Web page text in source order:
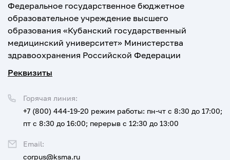
Федеральное государственное бюджетное
образовательное учреждение высшего
образования «Кубанский государственный
медицинский университет» Министерства
здравоохранения Российской Федерации
Реквизиты
Горячая линия:
+7 (800) 444-19-20 режим работы: пн-чт с 8:30 до 17:00;
пт с 8:30 до 16:00; перерыв с 12:30 до 13:00
Email:
corpus@ksma.ru